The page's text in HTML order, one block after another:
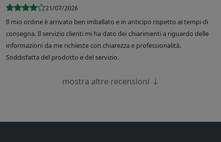
21/07/2026
Il mio ordine è arrivato ben imballato e in anticipo rispetto ai tempi di
consegna. Il servizio clienti mi ha dato dei chiarimenti a riguardo delle
informazioni da me richieste con chiarezza e professionalità.
Soddisfatta del prodotto e del servizio.
mostra altre recensioni